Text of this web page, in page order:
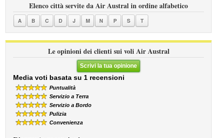
Elenco città servite da Air Austral in ordine alfabetico
A B C D J M N P S T
Le opinioni dei clienti sui voli Air Austral
Scrivi la tua opinione
Media voti basata su 1 recensioni
Puntualità
Servizio a Terra
Servizio a Bordo
Pulizia
Convenienza